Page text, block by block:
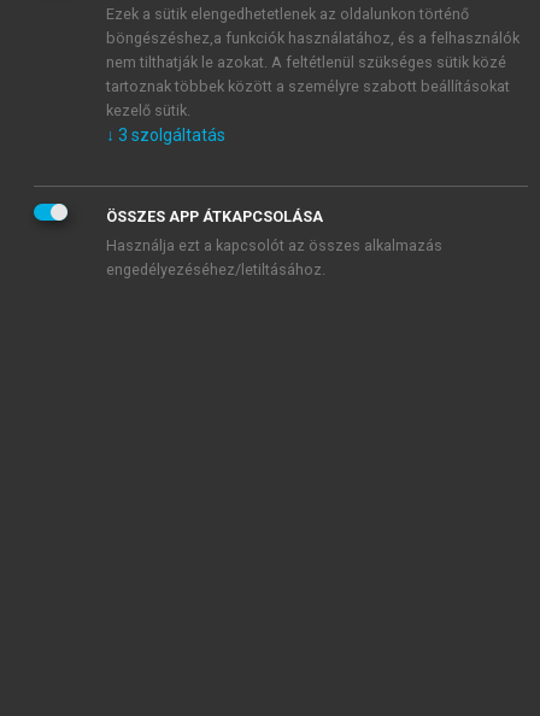
veszem és elfogadom.
Általános vásárlási feltételeket, valamint a szotar.netés a
mersz.huoldalak licencszerződéseiben foglaltakat
tudomásul veszem és elfogadom.
KIPRÓBÁLOM
Ezek a sütik elengedhetetlenek az oldalunkon történő
böngészéshez,a funkciók használatához, és a felhasználók
nem tilthatják le azokat. A feltétlenül szükséges sütik közé
tartoznak többek között a személyre szabott beállításokat
kezelő sütik.
↓ 3 szolgáltatás
ÖSSZES APP ÁTKAPCSOLÁSA
Használja ezt a kapcsolót az összes alkalmazás
engedélyezéséhez/letiltásához.